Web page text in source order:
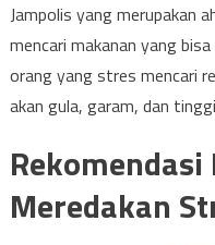
Jampolis yang merupakan
mencari makanan yang
orang yang stres mencari
akan gula, garam, dan
Meredakan